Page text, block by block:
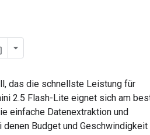
das die schnellste Leistung für
2.5 Flash-Lite eignet sich am
einfache Datenextraktion und
Budget und